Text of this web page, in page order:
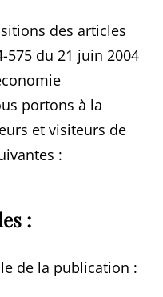
des articles
575 du 21 juin 2004
portons à la
et visiteurs de
:
:
de la publication :